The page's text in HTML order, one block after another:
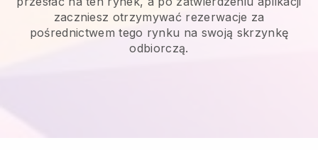
zaczniesz otrzymywać rezerwacje za
pośrednictwem tego rynku na swoją skrzynkę
odbiorczą.